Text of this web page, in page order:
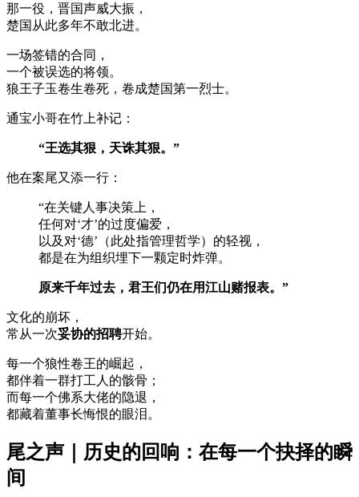
那一役，晋国声威大振，
楚国从此多年不敢北进。
一场签错的合同，
一个被误选的将领。
狼王子玉卷生卷死，卷成楚国第一烈士。
通宝小哥在竹上补记：
“王选其狠，天诛其狠。”
他在案尾又添一行：
“在关键人事决策上，
任何对‘才’的过度偏爱，
以及对‘德’（此处指管理哲学）的轻视，
都是在为组织埋下一颗定时炸弹。
原来千年过去，君王们仍在用江山赌报表。”
文化的崩坏，
常从一次妥协的招聘开始。
每一个狼性卷王的崛起，
都伴着一群打工人的骸骨；
而每一个佛系大佬的隐退，
都藏着董事长悔恨的眼泪。
尾之声｜历史的回响：在每一个抉择的瞬
间